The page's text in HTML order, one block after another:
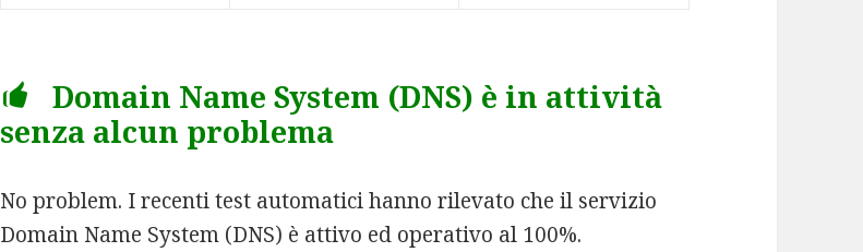
Domain Name System (DNS) è in attività
senza alcun problema
No problem. I recenti test automatici hanno rilevato che il servizio
Domain Name System (DNS) è attivo ed operativo al 100%.